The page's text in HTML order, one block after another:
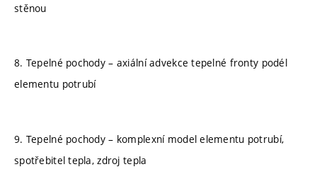
stěnou
8. Tepelné pochody – axiální advekce tepelné fronty podél
elementu potrubí
9. Tepelné pochody – komplexní model elementu potrubí,
spotřebitel tepla, zdroj tepla